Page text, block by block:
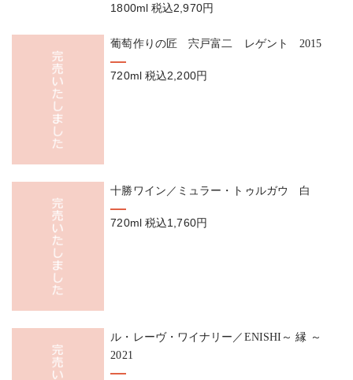
1800ml税込2,970円
葡萄作りの匠 宍戸富二 レゲント 2015
720ml 税込2,200円
十勝ワイン／ミュラー・トゥルガウ 白
720ml 税込1,760円
ル・レーヴ・ワイナリー／ENISHI～ 縁 ～
2021